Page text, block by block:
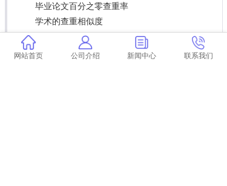
毕业论文百分之零查重率
学术的查重相似度
翟天临学术不端在哪些方面 翟天临是学术不端
案例吗？
网站首页 公司介绍 新闻中心 联系我们